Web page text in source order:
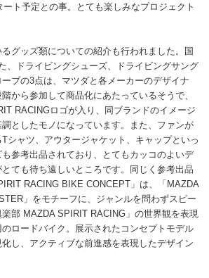
ト予定との事。とても楽しみなプロジェクト
グッズ類についての紹介も行われました。国
、ドライビングシューズ、ドライビングサング
ブの3点は、マツダと各メーカーのデザイナ
から参加して商品化にあたっているそうで、
RACINGロゴが入り、同ブランドのイメージ
としたモノになっています。また、ファンが
シャツ、アウタージャケット、キャップといっ
参考出品されており、とてもカッコのよいデ
ても待ち遠しいところです。同じく参考出品
RACING BIKE CONCEPT」は、「MAZDA
」をモチーフに、ジャンルを問わずスピー
部 MAZDA SPIRIT RACING」の世界観を表現
ロードバイク。展示されたコンセプトモデル
し、アクティブな前進感を表現したデザイン